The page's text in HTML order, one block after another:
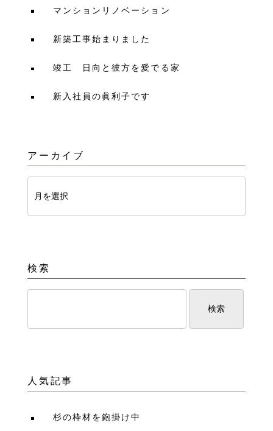
マンションリノベーション
新築工事始まりました
竣工 日向と彼方を愛でる家
新入社員の眞利子です
アーカイブ
検索
人気記事
杉の枠材を鉋掛け中